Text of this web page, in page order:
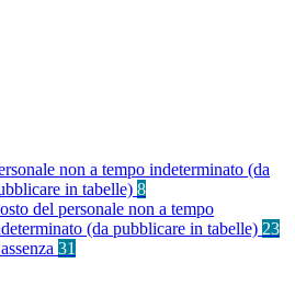
non a tempo indeterminato (da
in tabelle) 8
del personale non a tempo
(da pubblicare in tabelle) 23
31